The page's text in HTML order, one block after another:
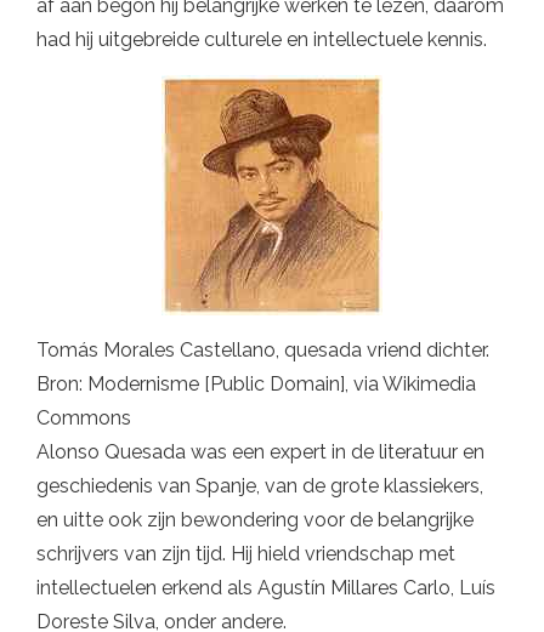
af aan begon hij belangrijke werken te lezen, daarom
had hij uitgebreide culturele en intellectuele kennis.
Tomás Morales Castellano, quesada vriend dichter.
Bron: Modernisme [Public Domain], via Wikimedia
Commons
Alonso Quesada was een expert in de literatuur en
geschiedenis van Spanje, van de grote klassiekers,
en uitte ook zijn bewondering voor de belangrijke
schrijvers van zijn tijd. Hij hield vriendschap met
intellectuelen erkend als Agustín Millares Carlo, Luís
Doreste Silva, onder andere.